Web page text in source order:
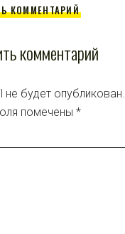
КОММЕНТАРИЙ
комментарий
будет опубликован.
помечены *